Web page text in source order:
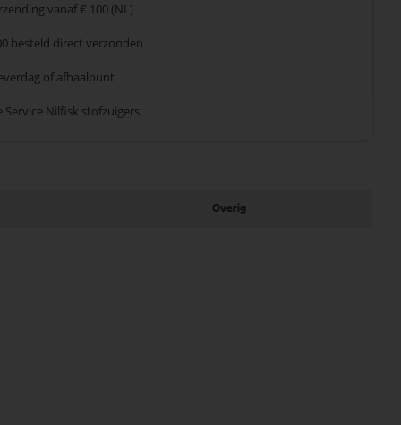
vanaf € 100 (NL)
besteld direct verzonden
of afhaalpunt
Service Nilfisk stofzuigers
Overig